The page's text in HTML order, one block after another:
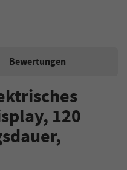
Bewertungen
120